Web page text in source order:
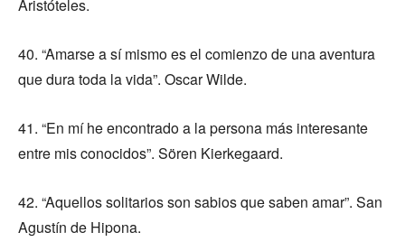
Aristóteles.
40. “Amarse a sí mismo es el comienzo de una aventura
que dura toda la vida”. Oscar Wilde.
41. “En mí he encontrado a la persona más interesante
entre mis conocidos”. Sören Kierkegaard.
42. “Aquellos solitarios son sabios que saben amar”. San
Agustín de Hipona.